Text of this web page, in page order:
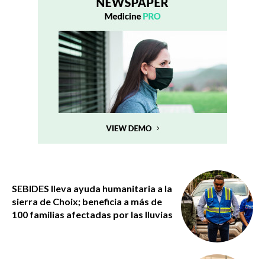
SEBIDES lleva ayuda humanitaria a la
sierra de Choix; beneficia a más de
100 familias afectadas por las lluvias